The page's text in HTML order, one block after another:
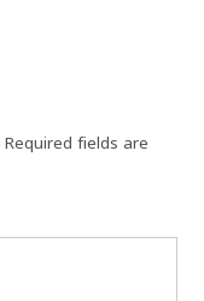
Required fields are